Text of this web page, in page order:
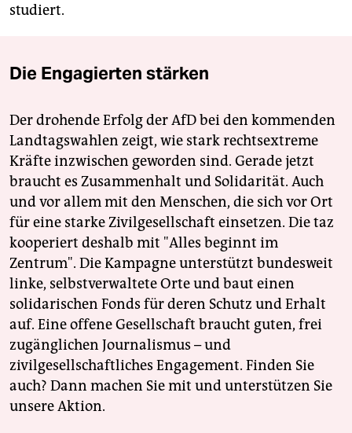
studiert.
Die Engagierten stärken
Der drohende Erfolg der AfD bei den kommenden
Landtagswahlen zeigt, wie stark rechtsextreme
Kräfte inzwischen geworden sind. Gerade jetzt
braucht es Zusammenhalt und Solidarität. Auch
und vor allem mit den Menschen, die sich vor Ort
für eine starke Zivilgesellschaft einsetzen. Die taz
kooperiert deshalb mit "Alles beginnt im
Zentrum". Die Kampagne unterstützt bundesweit
linke, selbstverwaltete Orte und baut einen
solidarischen Fonds für deren Schutz und Erhalt
auf. Eine offene Gesellschaft braucht guten, frei
zugänglichen Journalismus – und
zivilgesellschaftliches Engagement. Finden Sie
auch? Dann machen Sie mit und unterstützen Sie
unsere Aktion.